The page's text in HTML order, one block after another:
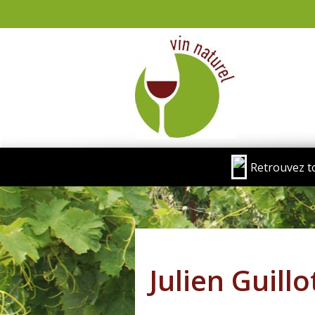
Retrouvez
Julien